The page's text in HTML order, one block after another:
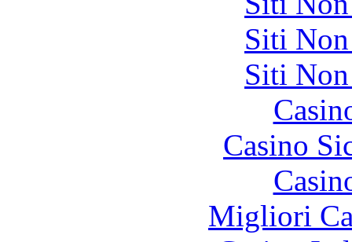
Siti
Siti
Casino
Migliori